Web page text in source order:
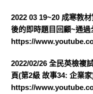
2022 03 19~20 成寒教
後的即時題目回顧~通
https://
2022/02/26 全民英檢複
頁(第2級 故事34: 企業
https://